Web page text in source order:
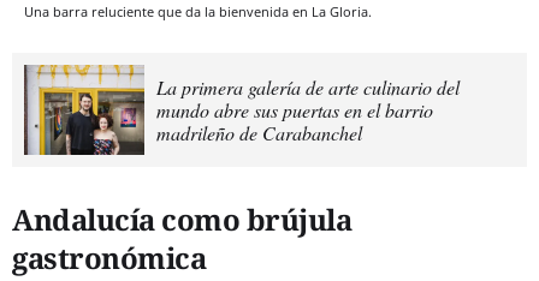
Una barra reluciente que da la bienvenida en La Gloria.
La primera galería de arte culinario del
mundo abre sus puertas en el barrio
madrileño de Carabanchel
Andalucía como brújula
gastronómica